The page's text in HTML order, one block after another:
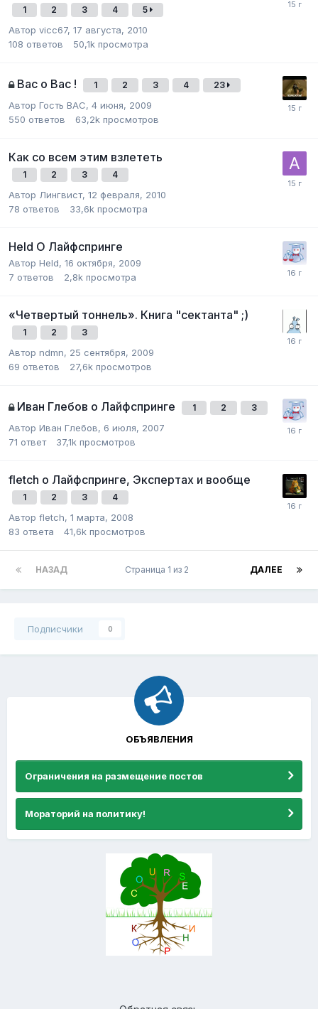
1 2 3 4 5
Автор vicc67, 17 августа, 2010
108 ответов 50,1k просмотра
Вас о Вас ! 1 2 3 4 23
Автор Гость ВАС, 4 июня, 2009
550 ответов 63,2k просмотров
Как со всем этим взлететь
1 2 3 4
Автор Лингвист, 12 февраля, 2010
78 ответов 33,6k просмотра
Held О Лайфспринге
Автор Held, 16 октября, 2009
7 ответов 2,8k просмотра
«Четвертый тоннель». Книга "сектанта" ;)
1 2 3
Автор ndmn, 25 сентября, 2009
69 ответов 27,6k просмотров
Иван Глебов о Лайфспринге 1 2 3
Автор Иван Глебов, 6 июля, 2007
71 ответ 37,1k просмотров
fletch о Лайфспринге, Экспертах и вообще
1 2 3 4
Автор fletch, 1 марта, 2008
83 ответа 41,6k просмотров
НАЗАД ДАЛЕЕ
Страница 1 из 2
Подписчики 0
ОБЪЯВЛЕНИЯ
Ограничения на размещение постов
Мораторий на политику!